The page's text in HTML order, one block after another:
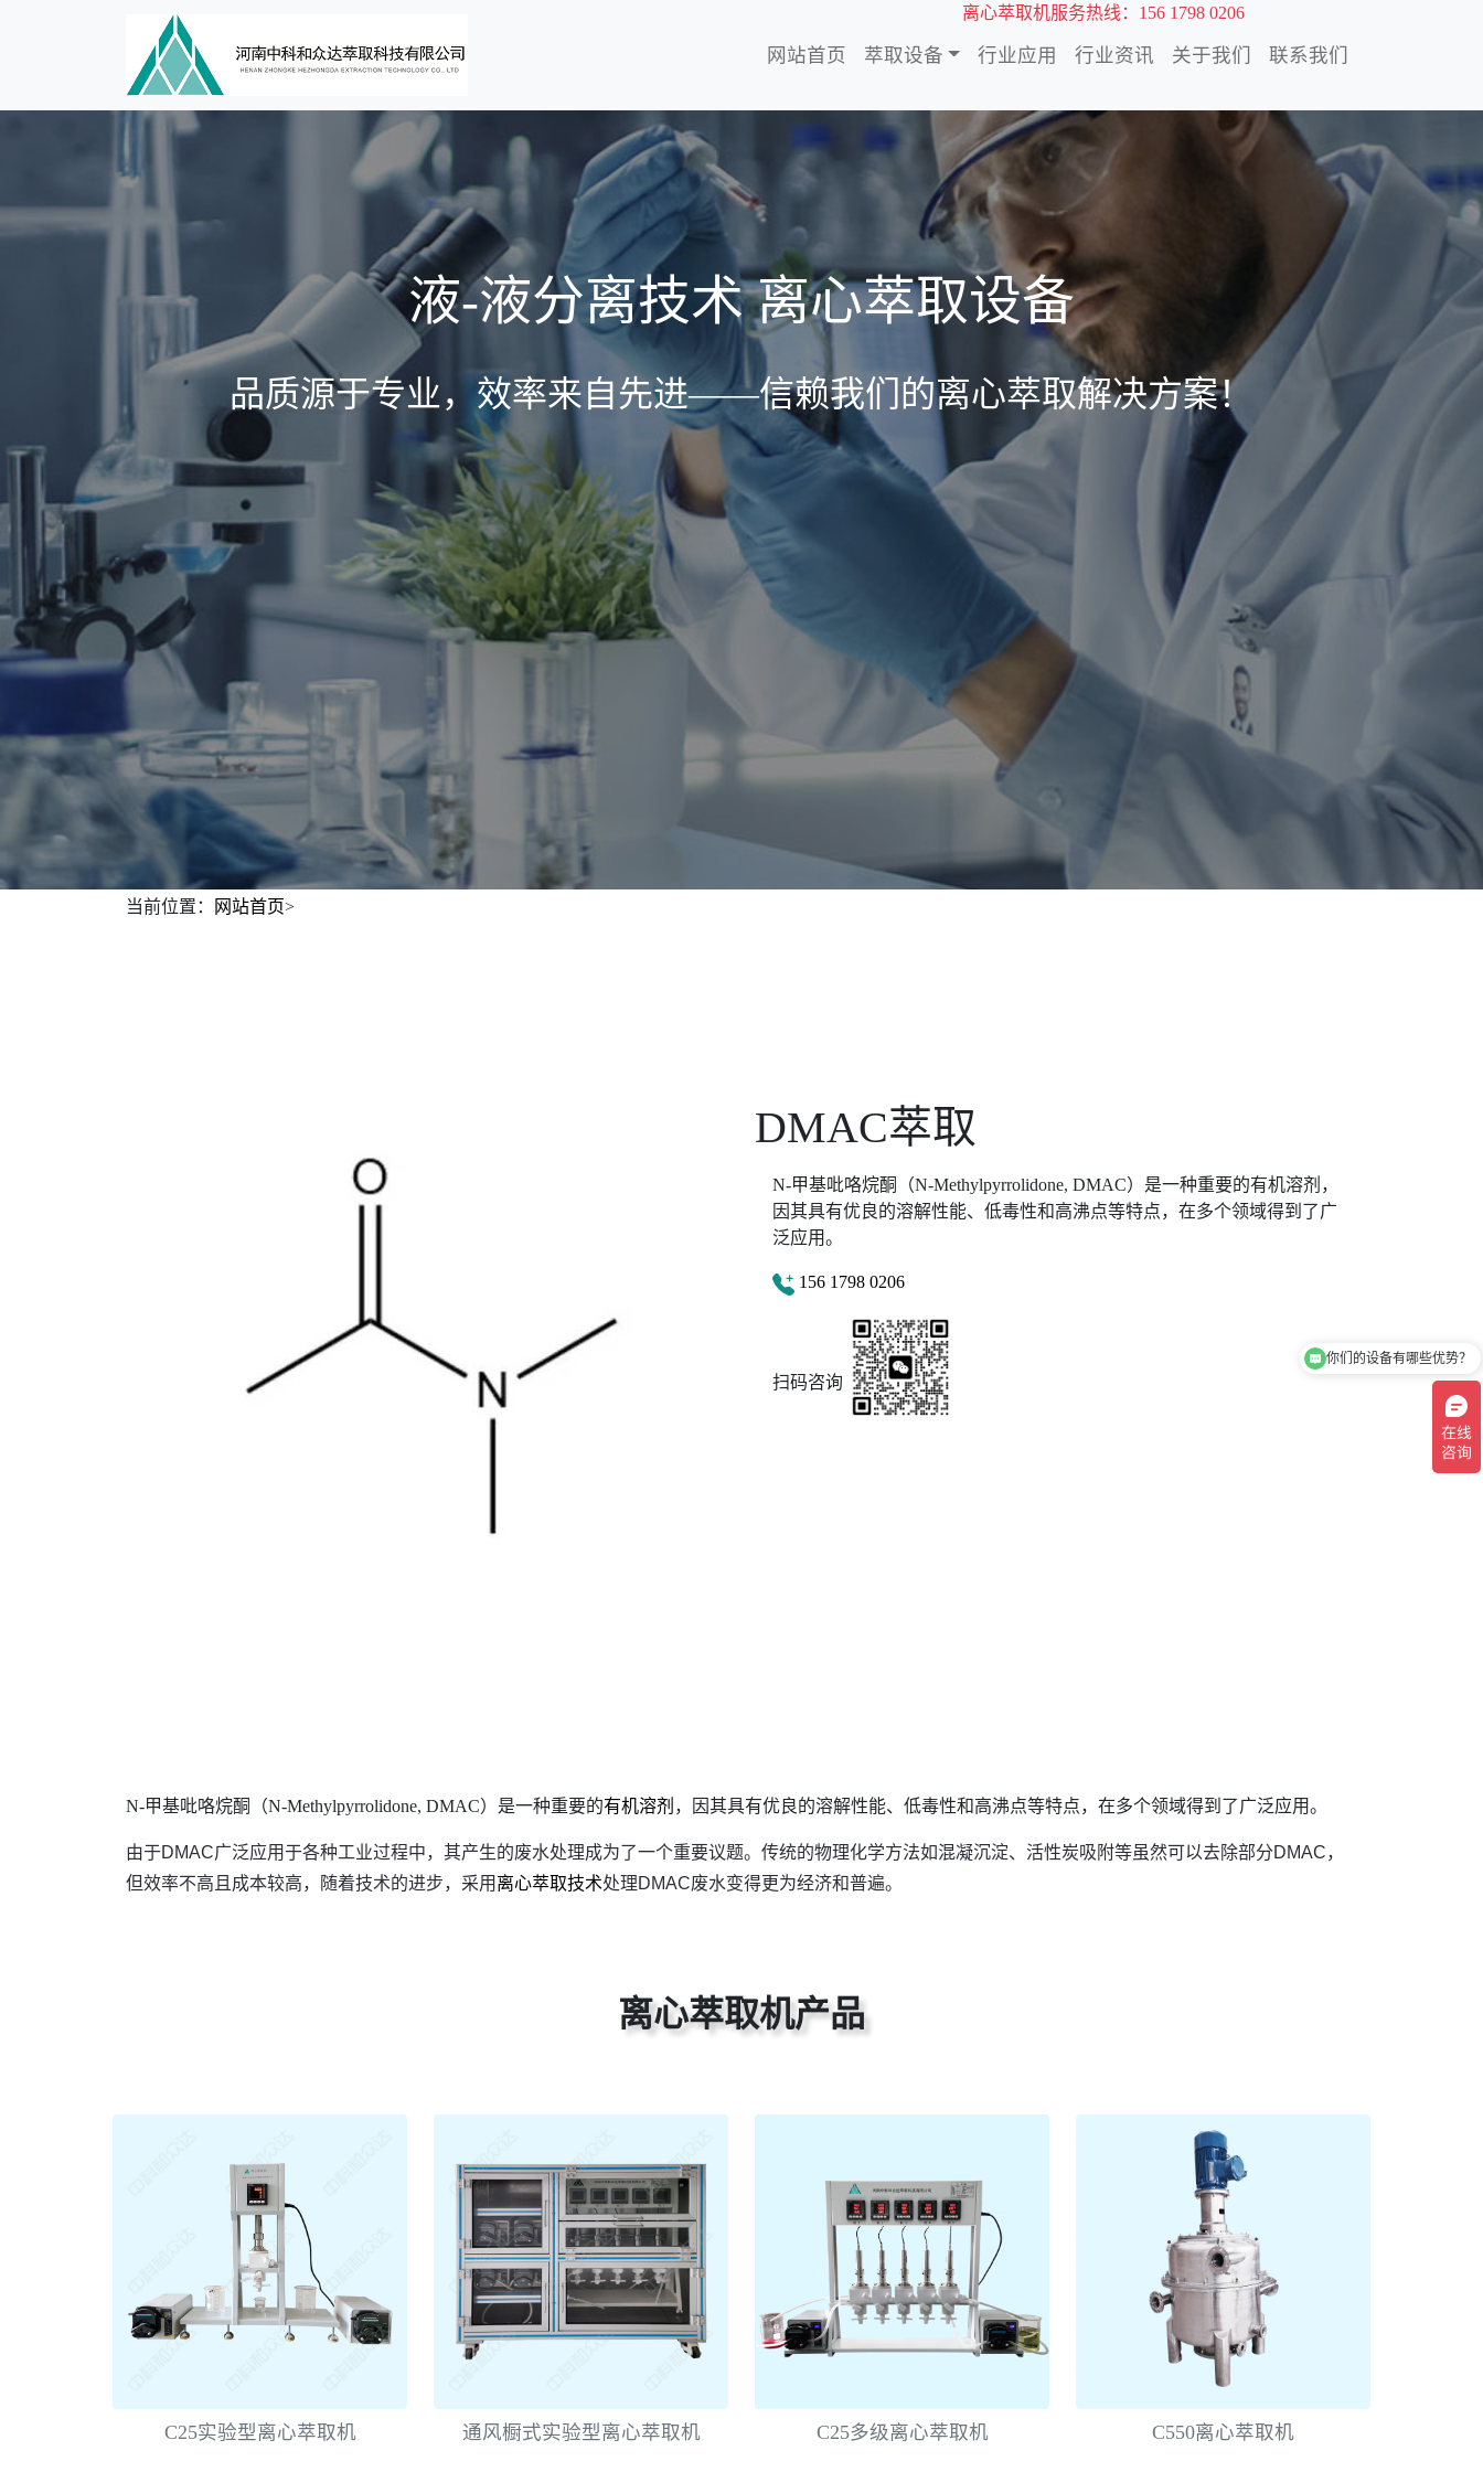
离心萃取机服务热线：156 1798 0206
网站首页 萃取设备 行业应用 行业资讯 关于我们 联系我们
液-液分离技术 离心萃取设备
品质源于专业，效率来自先进——信赖我们的离心萃取解决方案！
当前位置： 网站首页>
DMAC萃取
N-甲基吡咯烷酮（N-Methylpyrrolidone, DMAC）是一种重要的有机溶剂，
因其具有优良的溶解性能、低毒性和高沸点等特点，在多个领域得到了广
泛应用。
156 1798 0206
扫码咨询
N-甲基吡咯烷酮（N-Methylpyrrolidone, DMAC）是一种重要的有机溶剂 ，因其具有优良的溶解性能、低毒性和高沸点等特点，在多个领域得到了广泛应用。
由于DMAC广泛应用于各种工业过程中，其产生的废水处理成为了一个重要议题。传统的物理化学方法如混凝沉淀、活性炭吸附等虽然可以去除部分DMAC，
但效率不高且成本较高，随着技术的进步，采用 离心萃取技术处理DMAC废水变得更为经济和普遍。
离心萃取机产品
C25实验型离心萃取机 通风橱式实验型离心萃取机 C25多级离心萃取机 C550离心萃取机
你们的设备有哪些优势？